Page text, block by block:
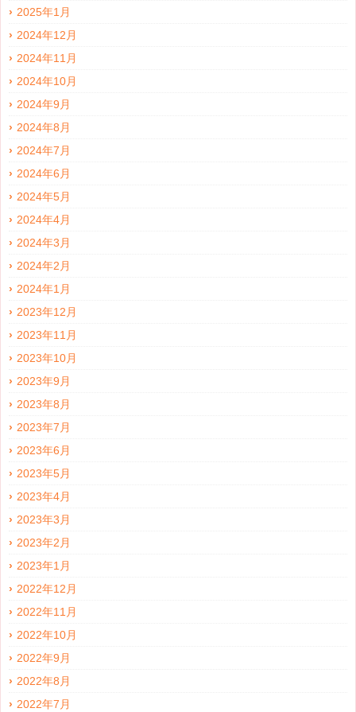
2025年1月
2024年12月
2024年11月
2024年10月
2024年9月
2024年8月
2024年7月
2024年6月
2024年5月
2024年4月
2024年3月
2024年2月
2024年1月
2023年12月
2023年11月
2023年10月
2023年9月
2023年8月
2023年7月
2023年6月
2023年5月
2023年4月
2023年3月
2023年2月
2023年1月
2022年12月
2022年11月
2022年10月
2022年9月
2022年8月
2022年7月